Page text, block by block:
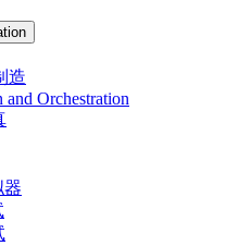
造
and Orchestration
器